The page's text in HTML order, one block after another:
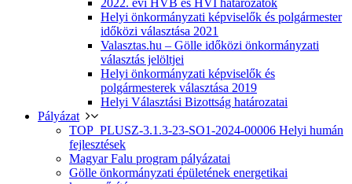
2022. évi HVB és HVI határozatok
Helyi önkormányzati képviselők és polgármester
időközi választása 2021
Valasztas.hu – Gölle időközi önkormányzati
választás jelöltjei
Helyi önkormányzati képviselők és
polgármesterek választása 2019
Helyi Választási Bizottság határozatai
Pályázat
TOP_PLUSZ-3.1.3-23-SO1-2024-00006 Helyi humán
fejlesztések
Magyar Falu program pályázatai
Gölle önkormányzati épületének energetikai